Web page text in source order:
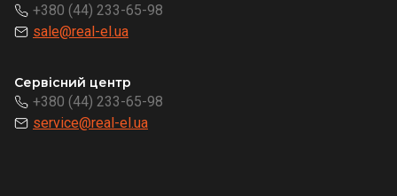
+380 (44) 233-65-98
sale@real-el.ua
Сервісний центр
+380 (44) 233-65-98
service@real-el.ua